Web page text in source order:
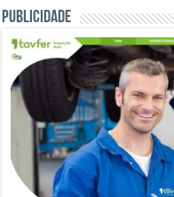
Publicidade